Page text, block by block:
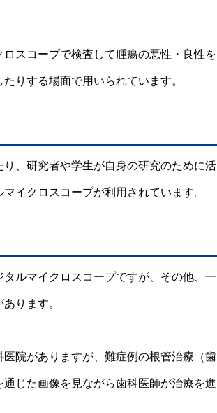
スコープで検査して腫瘍の悪性・良性を
りする場面で用いられています。
、研究者や学生が自身の研究のために活
イクロスコープが利用されています。
ルマイクロスコープですが、その他、一
ります。
院がありますが、難症例の根管治療（歯
じた画像を見ながら歯科医師が治療を進